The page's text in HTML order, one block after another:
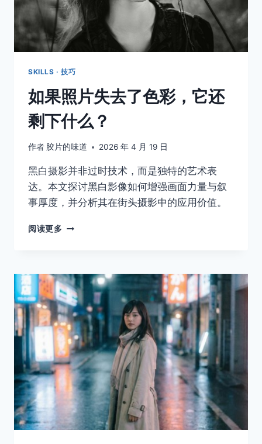
SKILLS · 技巧
如果照片失去了色彩，它还
剩下什么？
作者 胶片的味道 2026 年 4 月 19 日
黑白摄影并非过时技术，而是独特的艺术表
达。本文探讨黑白影像如何增强画面力量与叙
事厚度，并分析其在街头摄影中的应用价值。
阅读更多
失
去
了
色
彩，
它
还
剩
下
什
么？